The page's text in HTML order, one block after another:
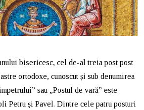
bisericesc, cel de-al treia post post
ortodoxe, cunoscut și sub denumirea
sau „Postul de vară” este
Petru și Pavel. Dintre cele patru posturi